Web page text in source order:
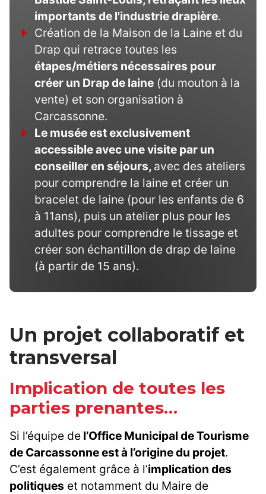
importants de l'industrie drapière.
Création de la Maison de la Laine et du
Drap qui retrace toutes les
étapes/métiers nécessaires pour
créer un Drap de laine (du mouton à la
vente) et son organisation à
Carcassonne.
Le musée est exclusivement
accessible avec une visite par un
conseiller en séjours, avec des ateliers
pour comprendre la laine et créer un
bracelet de laine (pour les enfants de 6
à 11ans), puis un atelier plus pour les
adultes pour comprendre le tissage et
créer son échantillon de drap de laine
(à partir de 15 ans).
Un projet collaboratif et
transversal
Implication de toutes les
parties prenantes…
Si l’équipe de l’Office Municipal de Tourisme
de Carcassonne est à l’origine du projet.
C’est également grâce à l’implication des
politiques et notamment du Maire de